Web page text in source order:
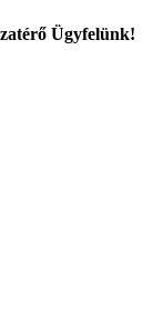
Ügyfelünk!